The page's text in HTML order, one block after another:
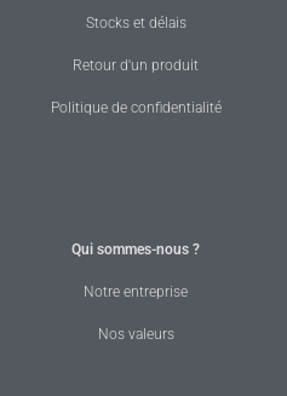
Stocks et délais
Retour d'un produit
Politique de confidentialité
Qui sommes-nous ?
Notre entreprise
Nos valeurs